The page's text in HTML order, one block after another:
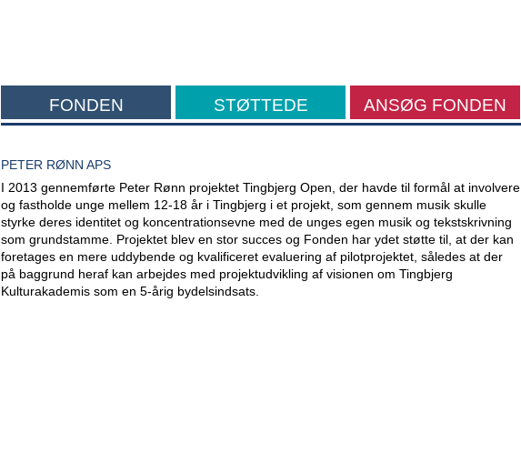
FONDEN STØTTEDE ANSØG FONDEN
PETER RØNN APS
I 2013 gennemførte Peter Rønn projektet Tingbjerg Open, der havde til formål at involvere
og fastholde unge mellem 12-18 år i Tingbjerg i et projekt, som gennem musik skulle
styrke deres identitet og koncentrationsevne med de unges egen musik og tekstskrivning
som grundstamme. Projektet blev en stor succes og Fonden har ydet støtte til, at der kan
foretages en mere uddybende og kvalificeret evaluering af pilotprojektet, således at der
på baggrund heraf kan arbejdes med projektudvikling af visionen om Tingbjerg
Kulturakademis som en 5-årig bydelsindsats.